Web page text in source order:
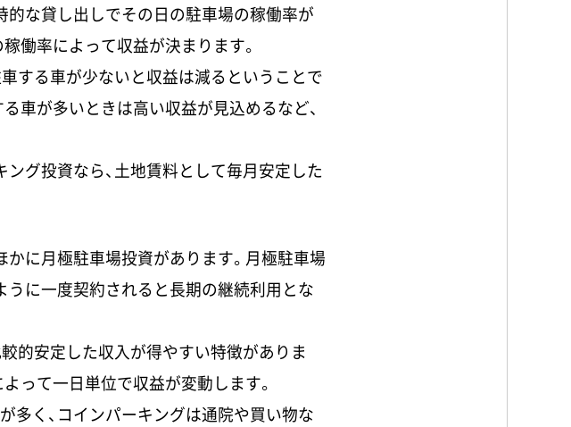
的な貸し出しでその日の駐車場の稼働率が
働率によって収益が決まります。
する車が少ないと収益は減るということで
車が多いときは高い収益が見込めるなど、
グ投資なら、土地賃料として毎月安定した
に月極駐車場投資があります。月極駐車場
うに一度契約されると長期の継続利用とな
的安定した収入が得やすい特徴がありま
って一日単位で収益が変動します。
多く、コインパーキングは通院や買い物な